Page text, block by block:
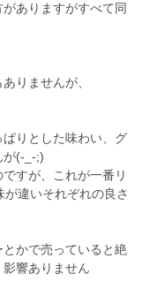
ありますがすべて同
りませんが、
りとした味わい、グ
が(-_-;)
すが、これが一番リ
違いそれぞれの良さ
かで売っていると絶
響ありません